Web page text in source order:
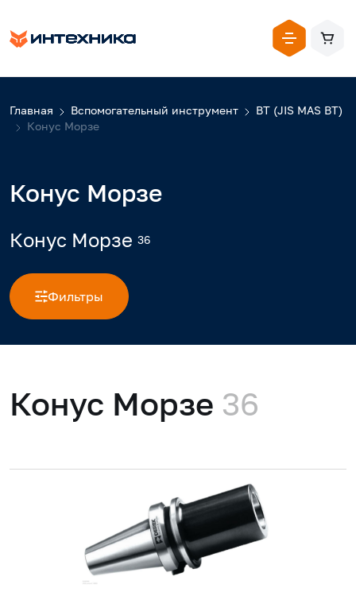
Главная Вспомогательный инструмент
BT (JIS MAS BT)
Конус Морзе
Конус Морзе
Конус Морзе 36
Фильтры
Конус Морзе 36